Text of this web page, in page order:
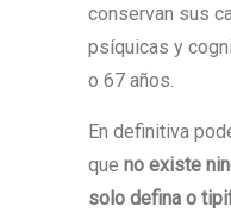
conservan sus
psíquicas y
o 67 años.
En definitiva
que no existe
solo defina o